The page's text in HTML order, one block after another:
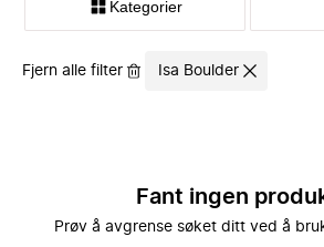
Kategorier
Fjern alle filter Isa Boulder
Fant ingen
Prøv å avgrense søket ditt ved å